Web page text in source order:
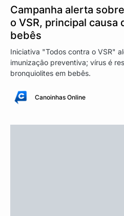
Campanha alerta
o VSR, principal
bebês
Iniciativa "Todos contra o VSR"
imunização preventiva; vírus é
bronquiolites em bebês.
Canoinhas Online